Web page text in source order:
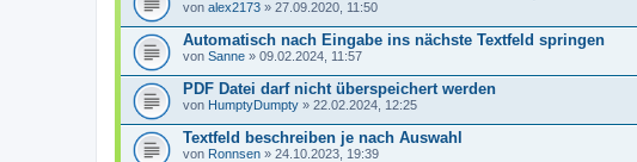
von alex2173 » 27.09.2020, 11:50
Automatisch nach Eingabe ins nächste Textfeld springen
von Sanne » 09.02.2024, 11:57
PDF Datei darf nicht überspeichert werden
von HumptyDumpty » 22.02.2024, 12:25
Textfeld beschreiben je nach Auswahl
von Ronnsen » 24.10.2023, 19:39